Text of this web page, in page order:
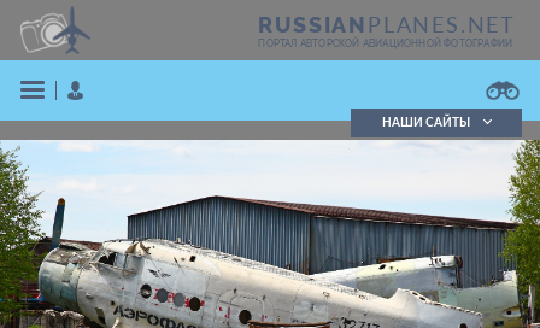
RUSSIAN PLANES.NET
ПОРТАЛ АВТОРСКОЙ АВИАЦИОННОЙ ФОТОГРАФИИ
ВОЙТИ
Кратко
Подробно
НАШИ САЙТЫ